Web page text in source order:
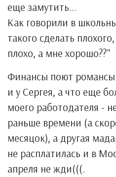
еще замутить...
Как говорили в
такого сделать
плохо, а мне хорошо??"
Финансы поют
и у Сергея, а что еще
моего работодателя -
раньше времени (а
месяцок), а другая
не расплатилась и в
апреля не жди(((.